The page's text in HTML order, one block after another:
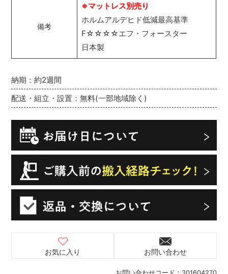
納期：約2週間
配送・組立・設置：無料(一部地域除く)
お気に入り お問い合わせ
備考
※マットレス別売り
ホルムアルデヒド低減最高基準
F☆☆☆☆エフ・フォースター
日本製